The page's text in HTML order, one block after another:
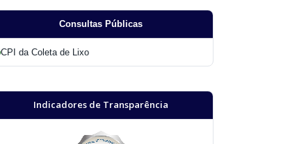
Consultas Públicas
CPI da Coleta de Lixo
Indicadores de Transparência